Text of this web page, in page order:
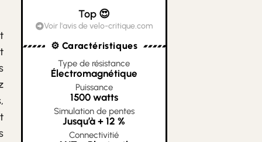
Top 😍
Voir l'avis de velo-critique.com
⚙️ Caractéristiques
Type de résistance
Électromagnétique
Puissance
1500 watts
Simulation de pentes
Jusqu’à + 12 %
Connectivitié